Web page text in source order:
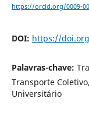
https://orcid.org/0009-
DOI: https://
Palavras-chave:
Transporte
Universitário